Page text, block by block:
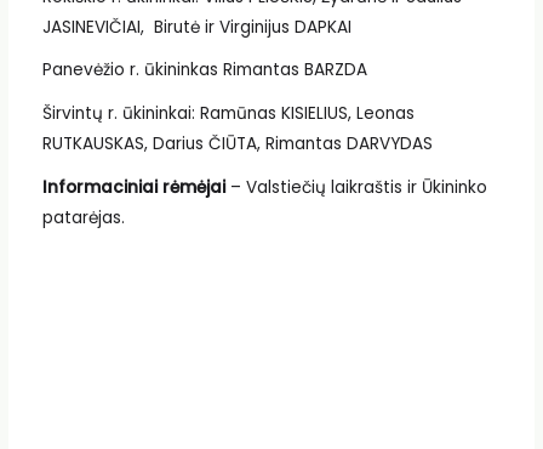
JASINEVIČIAI, Birutė ir Virginijus DAPKAI
Panevėžio r. ūkininkas Rimantas BARZDA
Širvintų r. ūkininkai: Ramūnas KISIELIUS, Leonas
RUTKAUSKAS, Darius ČIŪTA, Rimantas DARVYDAS
Informaciniai rėmėjai– Valstiečių laikraštis ir Ūkininko
patarėjas.